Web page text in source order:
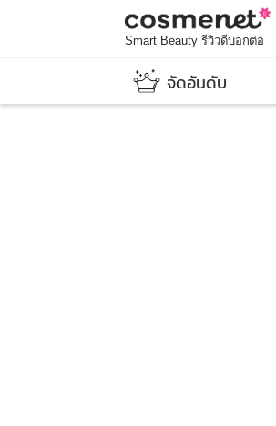
Smart Beauty รีวิวดีบอกต่อ
จัดอันดับ